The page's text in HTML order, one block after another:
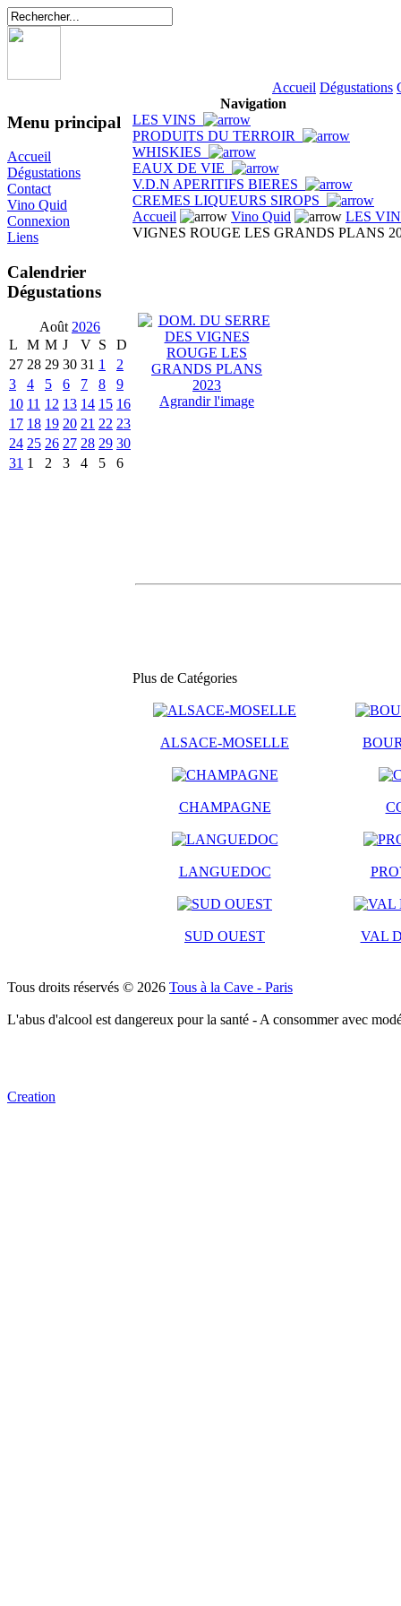
Accueil Dégustations
Menu principal
Accueil
Dégustations
Contact
Vino Quid
Connexion
Liens
Calendrier
Dégustations
Août 2026
L
M M J V S
D
27 28 29 30 31 1
2
3
4 5 6 7 8
9
10 11 12 13 14 15 16
17 18 19 20 21 22 23
24 25 26 27 28 29 30
31 1 2 3 4 5 6
Navigation
LES VINS
PRODUITS DU TERROIR
WHISKIES
EAUX DE VIE
V.D.N APERITIFS BIERES
CREMES LIQUEURS SIROPS
Accueil
Vino Quid
LES
VIGNES ROUGE LES GRANDS PLANS
Agrandir l'image
Plus de Catégories
ALSACE-MOSELLE
CHAMPAGNE
LANGUEDOC
SUD OUEST VAL
Tous droits réservés © 2026 Tous à la Cave - Paris
L'abus d'alcool est dangereux pour la santé - A consommer avec
Creation